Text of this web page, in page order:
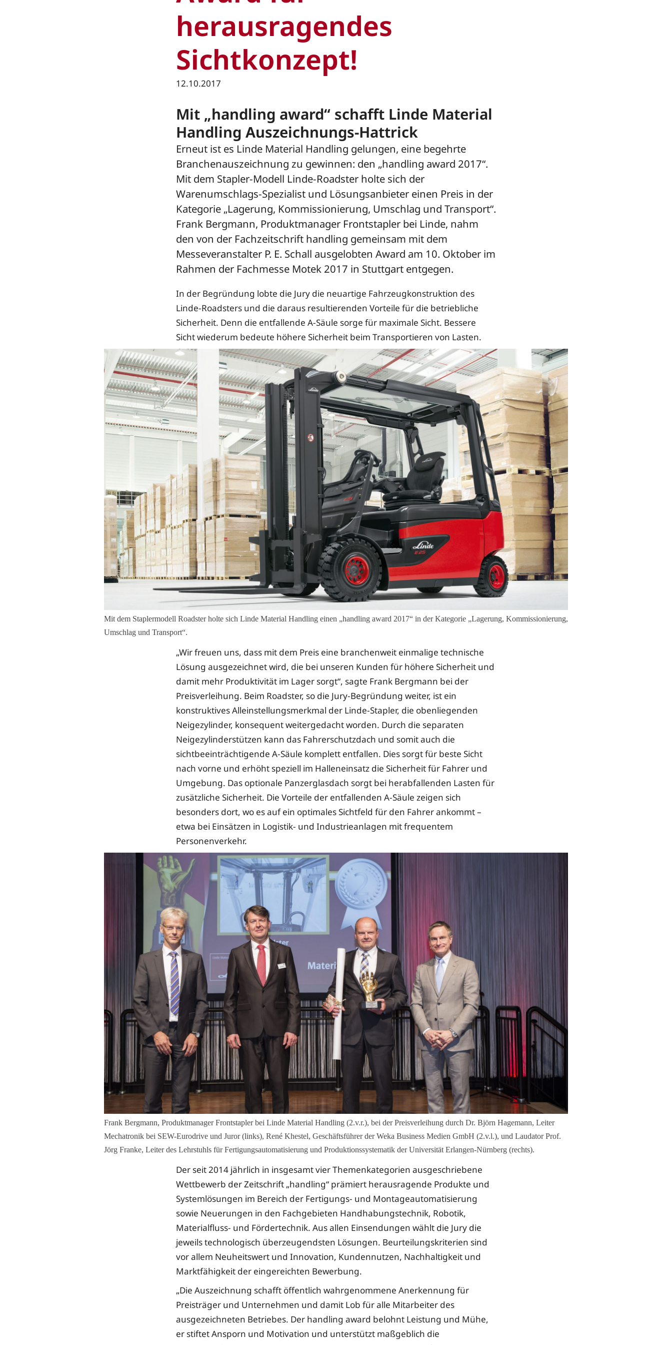
herausragendes
Sichtkonzept!
12.10.2017
Mit „handling award“ schafft Linde Material
Handling Auszeichnungs-Hattrick
Erneut ist es Linde Material Handling gelungen, eine begehrte
Branchenauszeichnung zu gewinnen: den „handling award 2017“.
Mit dem Stapler-Modell Linde-Roadster holte sich der
Warenumschlags-Spezialist und Lösungsanbieter einen Preis in der
Kategorie „Lagerung, Kommissionierung, Umschlag und Transport“.
Frank Bergmann, Produktmanager Frontstapler bei Linde, nahm
den von der Fachzeitschrift handling gemeinsam mit dem
Messeveranstalter P. E. Schall ausgelobten Award am 10. Oktober im
Rahmen der Fachmesse Motek 2017 in Stuttgart entgegen.
In der Begründung lobte die Jury die neuartige Fahrzeugkonstruktion des
Linde-Roadsters und die daraus resultierenden Vorteile für die betriebliche
Sicherheit. Denn die entfallende A-Säule sorge für maximale Sicht. Bessere
Sicht wiederum bedeute höhere Sicherheit beim Transportieren von Lasten.
Mit dem Staplermodell Roadster holte sich Linde Material Handling einen „handling award 2017“ in der Kategorie „Lagerung, Kommissionierung,
Umschlag und Transport“.
„Wir freuen uns, dass mit dem Preis eine branchenweit einmalige technische
Lösung ausgezeichnet wird, die bei unseren Kunden für höhere Sicherheit und
damit mehr Produktivität im Lager sorgt“, sagte Frank Bergmann bei der
Preisverleihung. Beim Roadster, so die Jury-Begründung weiter, ist ein
konstruktives Alleinstellungsmerkmal der Linde-Stapler, die obenliegenden
Neigezylinder, konsequent weitergedacht worden. Durch die separaten
Neigezylinderstützen kann das Fahrerschutzdach und somit auch die
sichtbeeinträchtigende A-Säule komplett entfallen. Dies sorgt für beste Sicht
nach vorne und erhöht speziell im Halleneinsatz die Sicherheit für Fahrer und
Umgebung. Das optionale Panzerglasdach sorgt bei herabfallenden Lasten für
zusätzliche Sicherheit. Die Vorteile der entfallenden A-Säule zeigen sich
besonders dort, wo es auf ein optimales Sichtfeld für den Fahrer ankommt –
etwa bei Einsätzen in Logistik- und Industrieanlagen mit frequentem
Personenverkehr.
Frank Bergmann, Produktmanager Frontstapler bei Linde Material Handling (2.v.r.), bei der Preisverleihung durch Dr. Björn Hagemann, Leiter
Mechatronik bei SEW-Eurodrive und Juror (links), René Khestel, Geschäftsführer der Weka Business Medien GmbH (2.v.l.), und Laudator Prof.
Jörg Franke, Leiter des Lehrstuhls für Fertigungsautomatisierung und Produktionssystematik der Universität Erlangen-Nürnberg (rechts).
Der seit 2014 jährlich in insgesamt vier Themenkategorien ausgeschriebene
Wettbewerb der Zeitschrift „handling“ prämiert herausragende Produkte und
Systemlösungen im Bereich der Fertigungs- und Montageautomatisierung
sowie Neuerungen in den Fachgebieten Handhabungstechnik, Robotik,
Materialfluss- und Fördertechnik. Aus allen Einsendungen wählt die Jury die
jeweils technologisch überzeugendsten Lösungen. Beurteilungskriterien sind
vor allem Neuheitswert und Innovation, Kundennutzen, Nachhaltigkeit und
Marktfähigkeit der eingereichten Bewerbung.
„Die Auszeichnung schafft öffentlich wahrgenommene Anerkennung für
Preisträger und Unternehmen und damit Lob für alle Mitarbeiter des
ausgezeichneten Betriebes. Der handling award belohnt Leistung und Mühe,
er stiftet Ansporn und Motivation und unterstützt maßgeblich die